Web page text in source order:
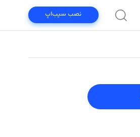
نصب سیب‌اپ